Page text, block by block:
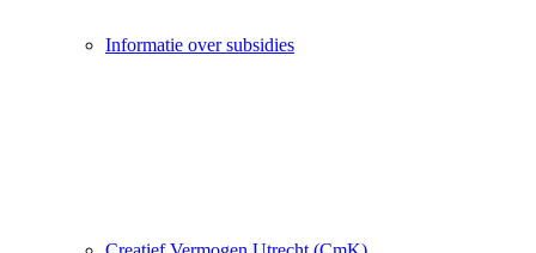
Informatie over subsidies